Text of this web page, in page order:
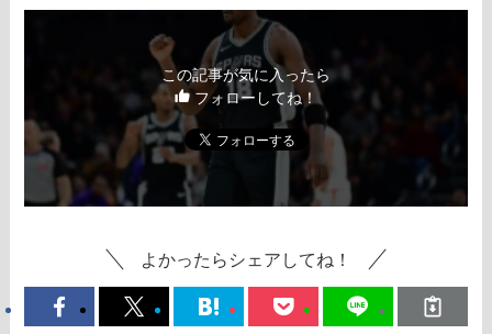
この記事が気に入ったら
フォローしてね！
よかったらシェアしてね！